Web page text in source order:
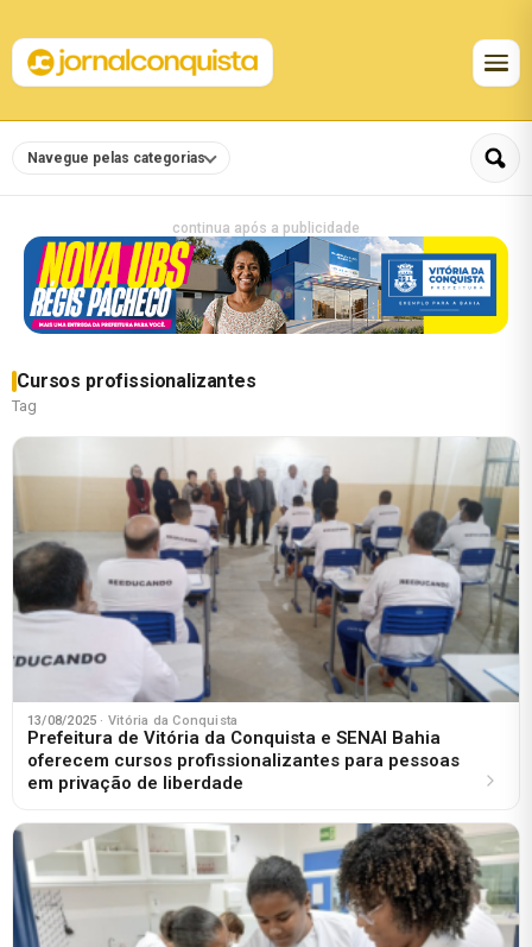
Navegue pelas categorias
continua após a publicidade
Cursos profissionalizantes
Tag
13/08/2025 · Vitória da Conquista
Prefeitura de Vitória da Conquista e SENAI Bahia
oferecem cursos profissionalizantes para pessoas
em privação de liberdade